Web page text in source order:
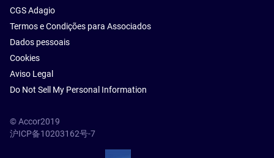
CGS Adagio
Termos e Condições para Associados
Dados pessoais
Cookies
Aviso Legal
Do Not Sell My Personal Information
© Accor2019
沪ICP备10203162号-7